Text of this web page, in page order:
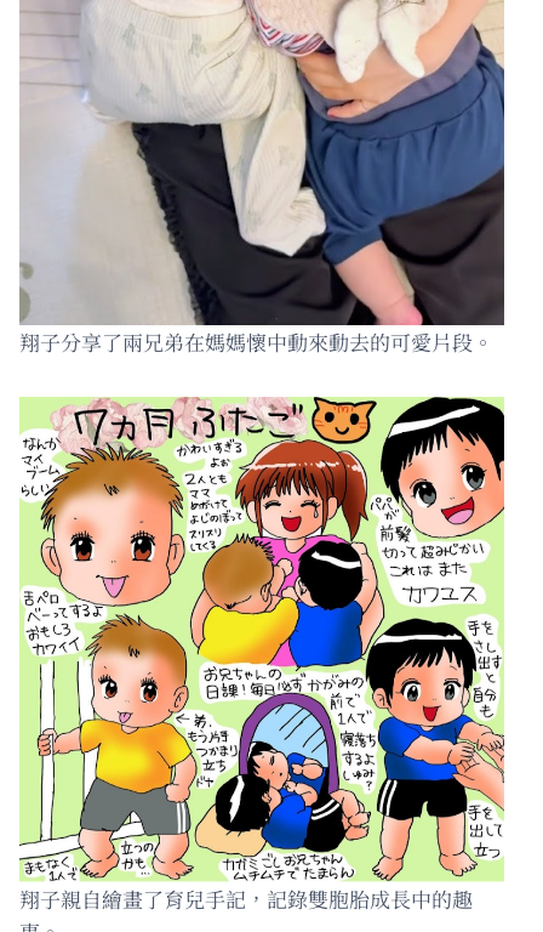
翔子分享了兩兄弟在媽媽懷中動來動去的可愛片段。
翔子親自繪畫了育兒手記，記錄雙胞胎成長中的趣